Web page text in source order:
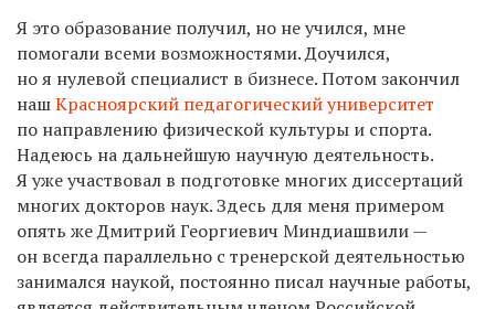
Я это образование получил, но не учился, мне
помогали всеми возможностями. Доучился,
но я нулевой специалист в бизнесе. Потом закончил
нашКрасноярский педагогический университет
по направлению физической культуры и спорта.
Надеюсь на дальнейшую научную деятельность.
Я уже участвовал в подготовке многих диссертаций
многих докторов наук. Здесь для меня примером
опять же Дмитрий Георгиевич Миндиашвили —
он всегда параллельно с тренерской деятельностью
занимался наукой, постоянно писал научные работы,